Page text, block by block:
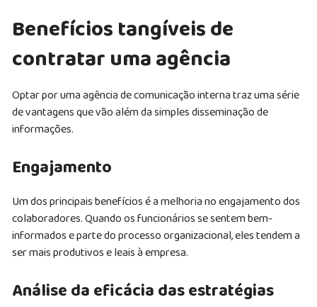
Benefícios tangíveis de
contratar uma agência
Optar por uma agência de comunicação interna traz uma série
de vantagens que vão além da simples disseminação de
informações.
Engajamento
Um dos principais benefícios é a melhoria no engajamento dos
colaboradores. Quando os funcionários se sentem bem-
informados e parte do processo organizacional, eles tendem a
ser mais produtivos e leais à empresa.
Análise da eficácia das estratégias